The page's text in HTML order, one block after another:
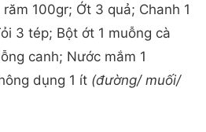
100gr; Ớt 3 quả; Chanh 1
3 tép; Bột ớt 1 muỗng cà
canh; Nước mắm 1
dụng 1 ít (đường/ muối/